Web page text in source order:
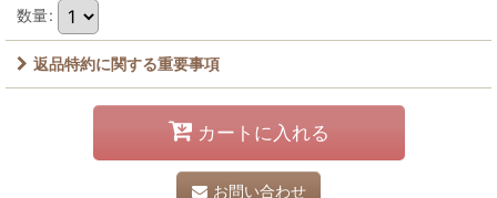
数量:
返品特約に関する重要事項
カートに入れる
お問い合わせ